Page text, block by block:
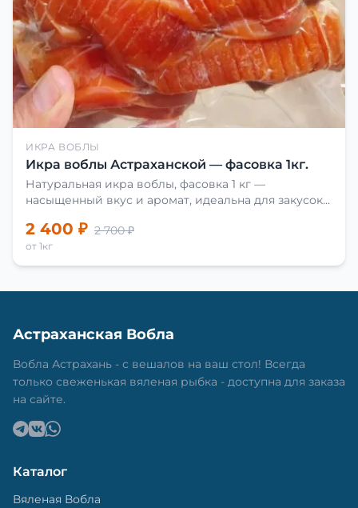
ИКРА ВОБЛЫ
Икра воблы Астраханской — фасовка 1кг.
Натуральная икра воблы, фасовка 1 кг —
насыщенный вкус и аромат, идеальна для закусок
2 400 ₽ 2 700 ₽
от 1кг
Астраханская Вобла
Вобла Астрахань - с вешалов на ваш стол! Всегда
только свеженькая вяленая рыбка - доступна для заказа
на сайте.
Каталог
Вяленая Вобла